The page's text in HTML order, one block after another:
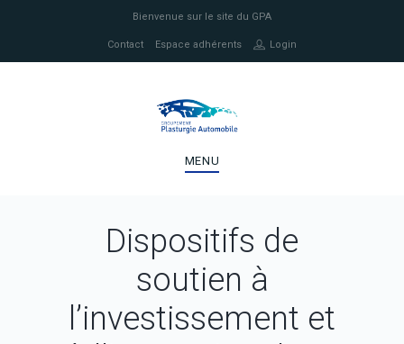
Bienvenue sur le site du GPA
Contact Espace adhérents Login
MENU
Dispositifs de
soutien à
l’investissement et